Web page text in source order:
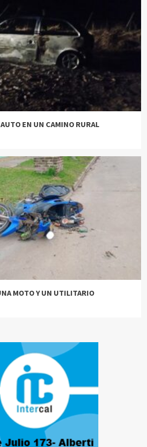
EN UN CAMINO RURAL
MOTO Y UN UTILITARIO